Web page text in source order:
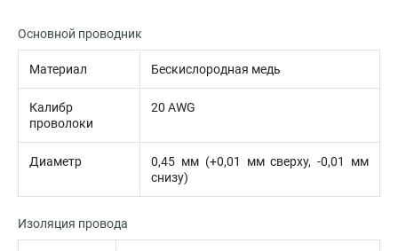
Основной проводник
Материал Бескислородная медь
Калибр
проволоки
20 AWG
Диаметр
0,45 мм (+0,01 мм сверху, -0,01 мм
снизу)
Изоляция провода